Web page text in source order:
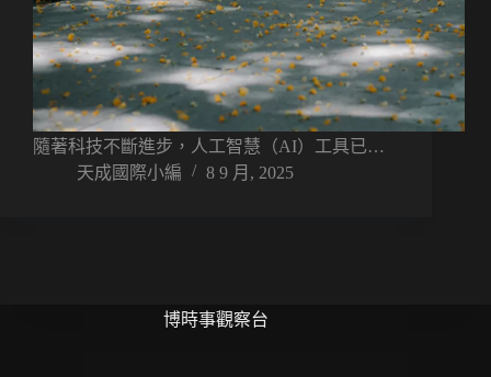
隨著科技不斷進步，人工智慧（AI）工具已…
天成國際小編
8 9 月, 2025
博時事觀察台